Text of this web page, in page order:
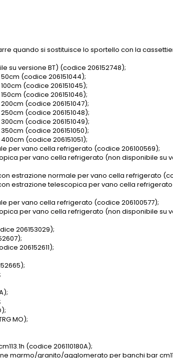
quando si sostituisce lo sportello con la
su versione BT) (codice 206152748);
(codice 206151044);
(codice 206151045);
(codice 206151046);
(codice 206151047);
(codice 206151048);
(codice 206151049);
(codice 206151050);
(codice 206151051);
per vano cella refrigerato (codice 206100569);
per vano cella refrigerato (non disponibile su
estrazione normale per vano cella refrigerato
estrazione telescopica per vano cella
per vano cella refrigerato (codice 206100577);
per vano cella refrigerato (non disponibile su
206153029);
206152611);
MO);
(codice 206110180A);
marmo/granito/agglomerato per banchi bar